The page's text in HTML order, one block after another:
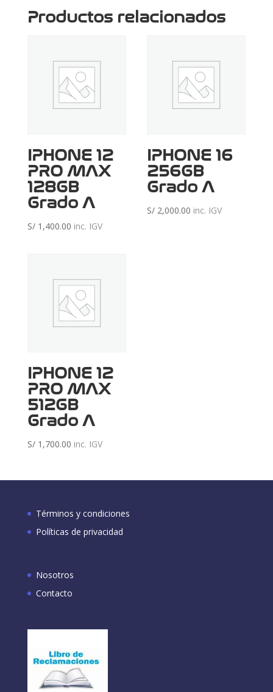
Productos relacionados
IPHONE 12
PRO MAX
128GB
Grado A
S/1,400.00 inc. IGV
IPHONE 16
256GB
Grado A
S/ 2,000.00 inc. IGV
IPHONE 12
PRO MAX
512GB
Grado A
S/1,700.00 inc. IGV
Términos y condiciones
Políticas de privacidad
Nosotros
Contacto